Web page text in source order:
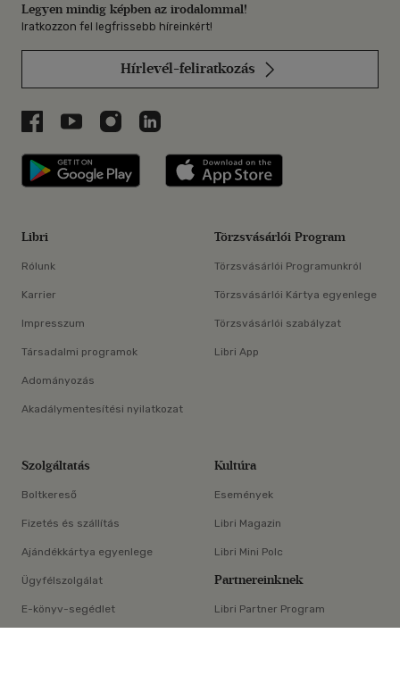
×
Legyen mindig képben az irodalommal!
Iratkozzon fel legfrissebb híreinkért!
Hírlevél-feliratkozás
Libri a Facebookon
Libri a Youtube-on
Libri az Instagramon
Libri a LinkedInen
Libri applikáció Szerezd meg: Google
Libri
Rólunk
Karrier
Impresszum
Társadalmi programok
Adományozás
Akadálymentesítési nyilatkozat
Törzsvásárlói Program
Törzsvásárlói Programunkról
Törzsvásárlói Kártya egyenlege
Törzsvásárlói szabályzat
Libri App
Szolgáltatás
Boltkereső
Fizetés és szállítás
Ajándékkártya egyenlege
Ügyfélszolgálat
E-könyv-segédlet
Kultúra
Események
Libri Magazin
Libri Mini Polc
Partnereinknek
Libri Partner Program